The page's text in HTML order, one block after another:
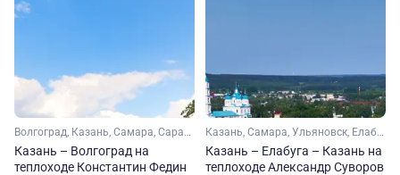
Волгоград, Казань, Самара, Саратов, Ульяновск, Тетюши, Болгар
Казань – Волгоград на
теплоходе Константин Федин
Казань, Самара, Ульяновск, Елабуга
Казань – Елабуга – Казань на
теплоходе Александр Суворов